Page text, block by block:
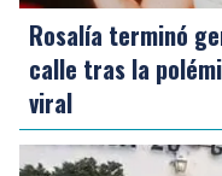
Rosalía terminó
calle tras la
viral